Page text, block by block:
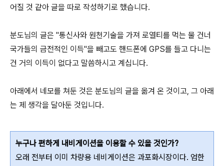
어질 것 같아 글을 따로 작성하기로 했습니다.
분도님의 글은 "통신사와 원천기술을 가져 로열티를 먹는 물 건너
국가들의 금전적인 이득"을 빼고도 핸드폰에 GPS를 들고 다니는
건 거의 이득이 없다고 말씀하시고 계십니다.
아래에서 네모를 쳐둔 것은 분도님의 글을 옮겨 온 것이고, 그 아래
는 제 생각을 달아둔 것입니다.
누구나 편하게 내비게이션을 이용할 수 있을 것인가?
오래 전부터 이미 차량용 네비게이션은 과포화시장이다. 엄한